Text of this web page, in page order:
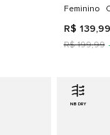
Feminino
R$ 139,99
R$ 199,99
NB DRY